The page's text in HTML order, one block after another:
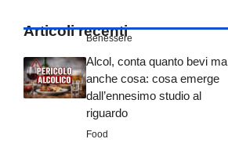
Articoli recenti
Benessere
Alcol, conta quanto bevi ma
anche cosa: cosa emerge
dall’ennesimo studio al
riguardo
Food